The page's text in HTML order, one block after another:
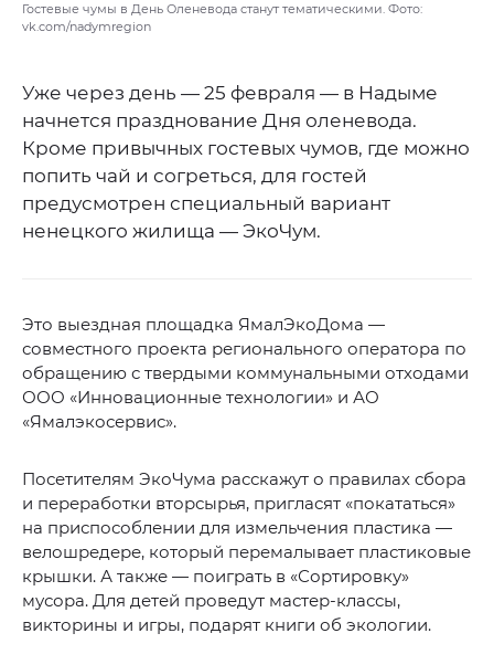
Гостевые чумы в День Оленевода станут тематическими. Фото:
vk.com/nadymregion
Уже через день — 25 февраля — в Надыме
начнется празднование Дня оленевода.
Кроме привычных гостевых чумов, где можно
попить чай и согреться, для гостей
предусмотрен специальный вариант
ненецкого жилища — ЭкоЧум.
Это выездная площадка ЯмалЭкоДома —
совместного проекта регионального оператора по
обращению с твердыми коммунальными отходами
ООО «Инновационные технологии» и АО
«Ямалэкосервис».
Посетителям ЭкоЧума расскажут о правилах сбора
и переработки вторсырья, пригласят «покататься»
на приспособлении для измельчения пластика —
велошредере, который перемалывает пластиковые
крышки. А также — поиграть в «Сортировку»
мусора. Для детей проведут мастер-классы,
викторины и игры, подарят книги об экологии.